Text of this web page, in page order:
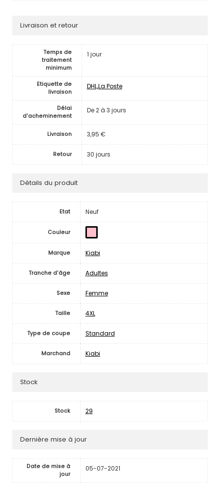
Livraison et retour
Temps de
traitement
minimum
1 jour
Etiquette de
livraison
DHL,La Poste
Délai
d'acheminement
De 2 à 3 jours
Livraison 3,95 €
Retour 30 jours
Détails du produit
Etat Neuf
Couleur
Marque Kiabi
Tranche d'âge Adultes
Sexe Femme
Taille 4XL
Type de coupe Standard
Marchand Kiabi
Stock
Stock 29
Dernière mise à jour
Date de mise à
jour
05-07-2021